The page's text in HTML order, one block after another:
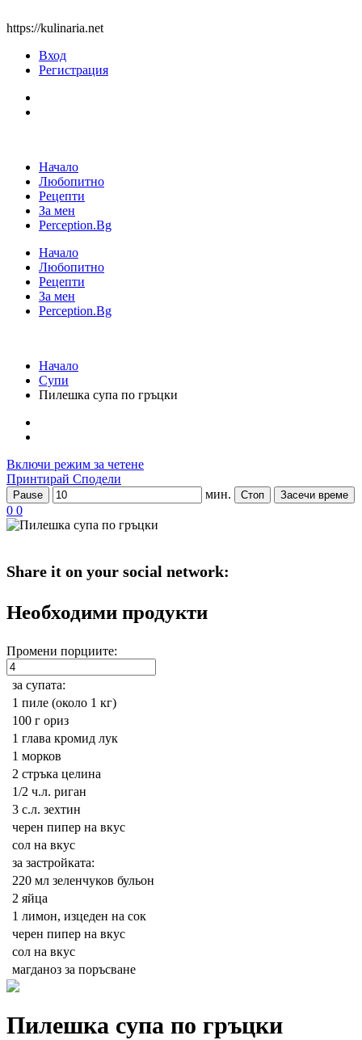
https://kulinaria.net
Вход
Регистрация
Начало
Любопитно
Рецепти
За мен
Perception.Bg
Начало
Любопитно
Рецепти
За мен
Perception.Bg
Начало
Супи
Пилешка супа по гръцки
Включи режим за четене
Принтирай Сподели
Pause мин. Стоп Засечи време
0 0
Share it on your social network:
Необходими продукти
Промени порциите:
за супата:
1 пиле (около 1 кг)
100 г ориз
1 глава кромид лук
1 морков
2 стръка целина
1/2 ч.л. риган
3 с.л. зехтин
черен пипер на вкус
сол на вкус
за застройката:
220 мл зеленчуков бульон
2 яйца
1 лимон, изцеден на сок
черен пипер на вкус
сол на вкус
магданоз за поръсване
Пилешка супа по гръцки